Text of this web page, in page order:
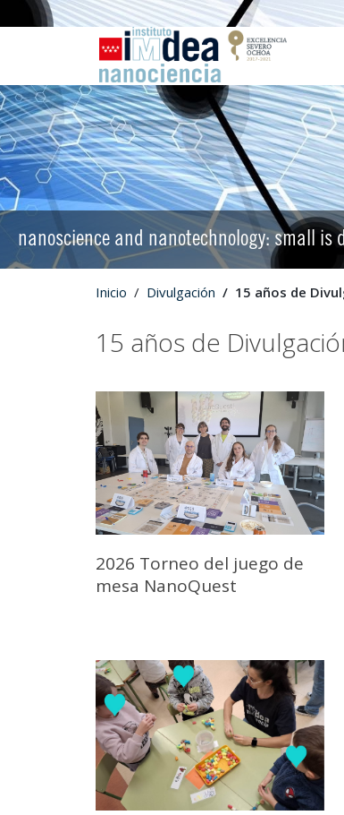
nanoscience and nanotechnology: small is
Inicio Divulgación 15 años de
15 años de
2026 Torneo del juego de
mesa NanoQuest